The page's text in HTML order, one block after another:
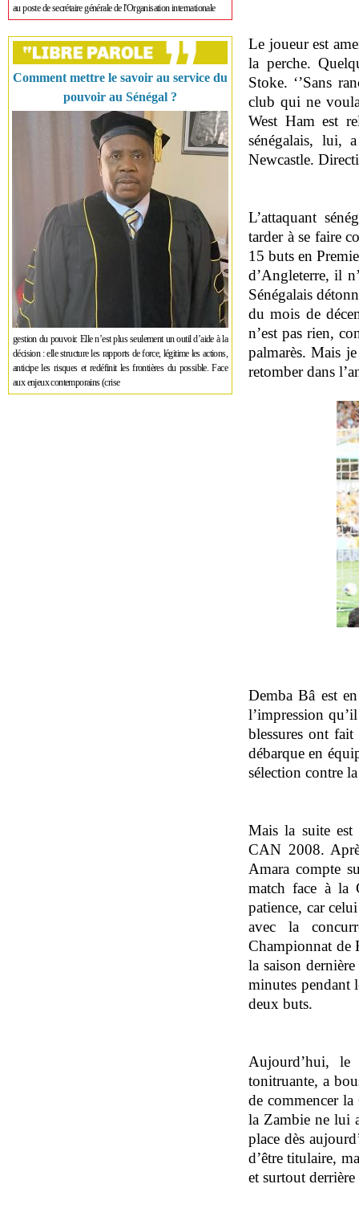
au poste de secrétaire générale de l'Organisation internationale
Comment mettre le savoir au service du
pouvoir au Sénégal ?
gestion du pouvoir. Elle n’est plus seulement un outil d’aide à la
décision : elle structure les rapports de force, légitime les actions,
anticipe les risques et redéfinit les frontières du possible. Face
aux enjeux contemporains (crise
Le joueur est
la perche.
Stoke. ‘’Sans
club qui ne
West Ham est
sénégalais, lui,
Newcastle.
L’attaquant
tarder à se faire
15 buts en
d’Angleterre, il
Sénégalais
du mois de
n’est pas rien,
palmarès. Mais
retomber dans
Demba Bâ est
l’impression
blessures ont
débarque en
sélection contre
Mais la suite est
CAN 2008.
Amara compte
match face à la
patience, car
avec la
Championnat de
la saison
minutes pendant
deux buts.
Aujourd’hui, le
tonitruante, a
de commencer
la Zambie ne lui
place dès
d’être titulaire,
et surtout